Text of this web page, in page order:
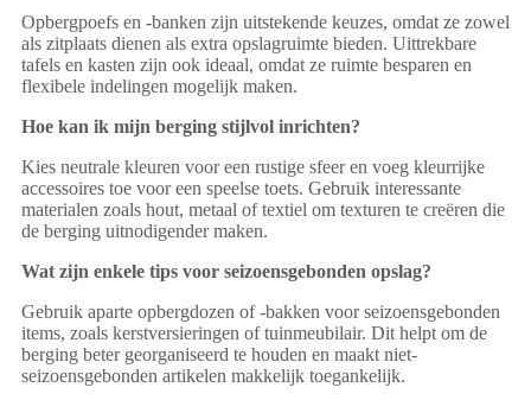
Opbergpoefs en -banken zijn uitstekende keuzes, omdat ze zowel
als zitplaats dienen als extra opslagruimte bieden. Uittrekbare
tafels en kasten zijn ook ideaal, omdat ze ruimte besparen en
flexibele indelingen mogelijk maken.
Hoe kan ik mijn berging stijlvol inrichten?
Kies neutrale kleuren voor een rustige sfeer en voeg kleurrijke
accessoires toe voor een speelse toets. Gebruik interessante
materialen zoals hout, metaal of textiel om texturen te creëren die
de berging uitnodigender maken.
Wat zijn enkele tips voor seizoensgebonden opslag?
Gebruik aparte opbergdozen of -bakken voor seizoensgebonden
items, zoals kerstversieringen of tuinmeubilair. Dit helpt om de
berging beter georganiseerd te houden en maakt niet-
seizoensgebonden artikelen makkelijk toegankelijk.